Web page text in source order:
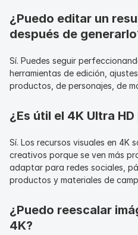
¿Puedo editar un
después de
Sí. Puedes seguir
herramientas de edición,
productos, de personajes, de
¿Es útil el 4K Ultra
Sí. Los recursos visuales en 4K
creativos porque se ven más
adaptar para redes sociales,
productos y materiales de
¿Puedo reescalar
4K?